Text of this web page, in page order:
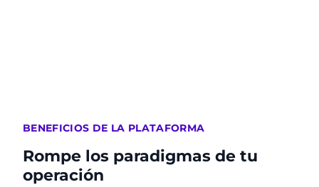
BENEFICIOS DE LA PLATAFORMA
Rompe los paradigmas de tu
operación